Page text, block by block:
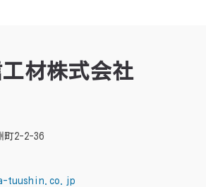
材株式会社
町2-2-36
tuushin.co.jp